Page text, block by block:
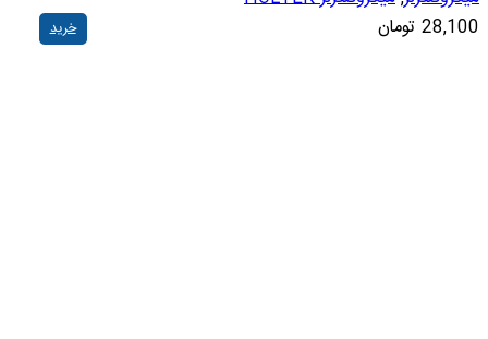
28,100 تومان خرید